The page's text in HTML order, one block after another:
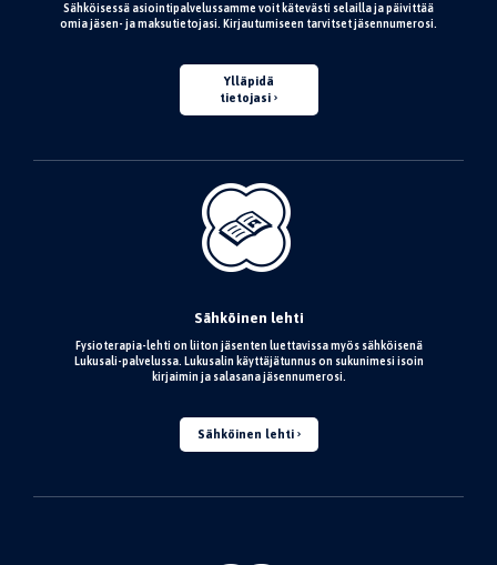
Sähköisessä asiointipalvelussamme voit kätevästi selailla ja päivittää
omia jäsen- ja maksutietojasi. Kirjautumiseen tarvitset jäsennumerosi.
Ylläpidä
tietojasi
Sähköinen lehti
Fysioterapia-lehti on liiton jäsenten luettavissa myös sähköisenä
Lukusali-palvelussa. Lukusalin käyttäjätunnus on sukunimesi isoin
kirjaimin ja salasana jäsennumerosi.
Sähköinen lehti